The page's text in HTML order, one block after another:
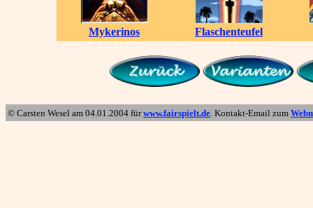
Mykerinos Flaschenteufel
© Carsten Wesel am 04.01.2004 fürwww.fairspielt.de. Kontakt-Email zum